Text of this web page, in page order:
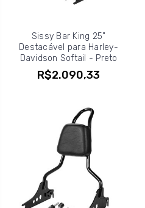
Sissy Bar King 25"
Destacável para Harley-
Davidson Softail - Preto
R$2.090,33